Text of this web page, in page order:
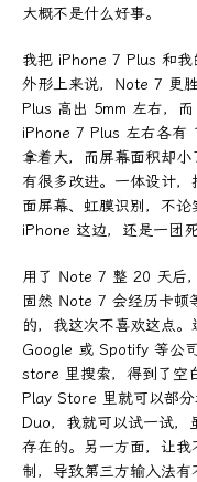
大概不是什么好事。
我把 iPhone 7 Plus 和
外形上来说，Note 7 更
Plus 高出 5mm 左右，
iPhone 7 Plus 左右各有
拿着大，而屏幕面积却小
有很多改进。一体设计
面屏幕、虹膜识别，不
iPhone 这边，还是一团
用了 Note 7 整 20 天后
固然 Note 7 会经历卡顿
的，我这次不喜欢这点
Google 或 Spotify 等公
store 里搜索，得到了空
Play Store 里就可以部
Duo，我就可以试一试，
存在的。另一方面，让
制，导致第三方输入法